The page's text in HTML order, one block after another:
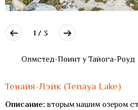
1 / 3
Олмстед-Поинт у Тайога-Роуд
Тенайя-Лэйк (Tenaya Lake)
Описание: вторым нашим озером